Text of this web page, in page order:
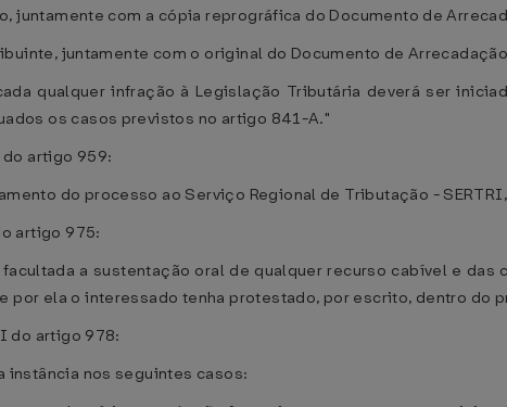
juntamente com a cópia reprográfica do Documento de
juntamente com o original do Documento de
qualquer infração à Legislação Tributária deverá ser
os casos previstos no artigo 841-A."
artigo 959:
do processo ao Serviço Regional de Tributação -
artigo 975:
a sustentação oral de qualquer recurso cabível e
por ela o interessado tenha protestado, por escrito, dentro do
artigo 978:
instância nos seguintes casos: